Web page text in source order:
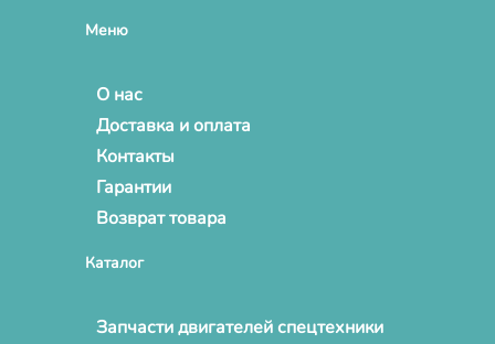
Меню
О нас
Доставка и оплата
Контакты
Гарантии
Возврат товара
Каталог
Запчасти двигателей спецтехники